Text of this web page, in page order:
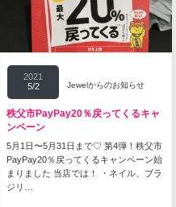
2021
5/2
Jewelからのお知らせ
秩父市PayPay20％戻ってくるキャ
ンペーン
5月1日〜5月31日まで♡ 第4弾！秩父市
PayPay20％戻ってくるキャンペーン始
まりました 当店では！ ・ネイル、ブラ
ジリ…